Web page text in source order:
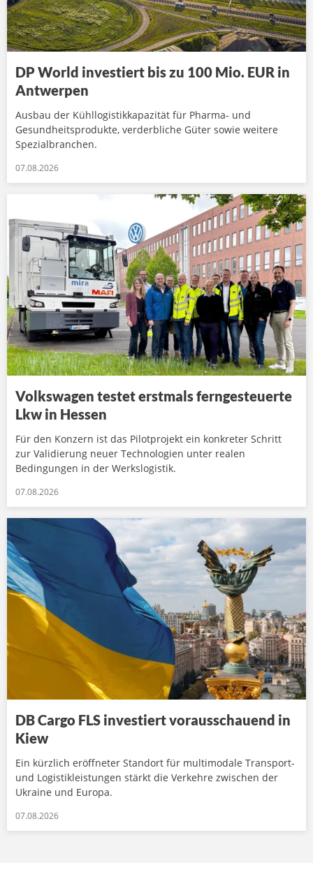
DP World investiert bis zu 100 Mio. EUR in
Antwerpen
Ausbau der Kühllogistikkapazität für Pharma- und
Gesundheitsprodukte, verderbliche Güter sowie weitere
Spezialbranchen.
07.08.2026
Volkswagen testet erstmals ferngesteuerte
Lkw in Hessen
Für den Konzern ist das Pilotprojekt ein konkreter Schritt
zur Validierung neuer Technologien unter realen
Bedingungen in der Werkslogistik.
07.08.2026
DB Cargo FLS investiert vorausschauend in
Kiew
Ein kürzlich eröffneter Standort für multimodale Transport-
und Logistikleistungen stärkt die Verkehre zwischen der
Ukraine und Europa.
07.08.2026